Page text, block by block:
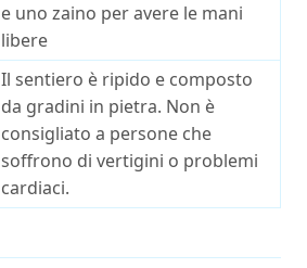
e uno zaino per avere le mani
libere
Il sentiero è ripido e composto
da gradini in pietra. Non è
consigliato a persone che
soffrono di vertigini o problemi
cardiaci.